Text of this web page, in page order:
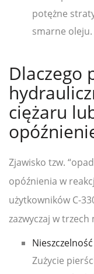
potężne
smarne oleju.
Dlaczego
ciężaru
Zjawisko tzw.
opóźnienia w
użytkowników C-
zazwyczaj w trzech
Zużycie